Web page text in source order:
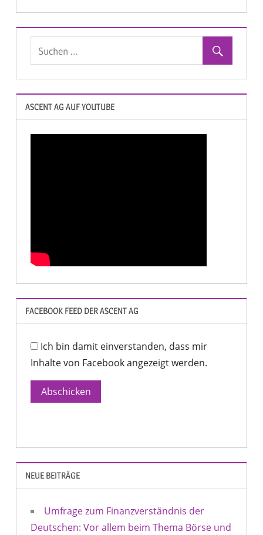
ASCENT AG AUF YOUTUBE
FACEBOOK FEED DER ASCENT AG
Ich bin damit einverstanden, dass mir
Inhalte von Facebook angezeigt werden.
Abschicken
NEUE BEITRÄGE
Umfrage zum Finanzverständnis der
Deutschen: Vor allem beim Thema Börse und